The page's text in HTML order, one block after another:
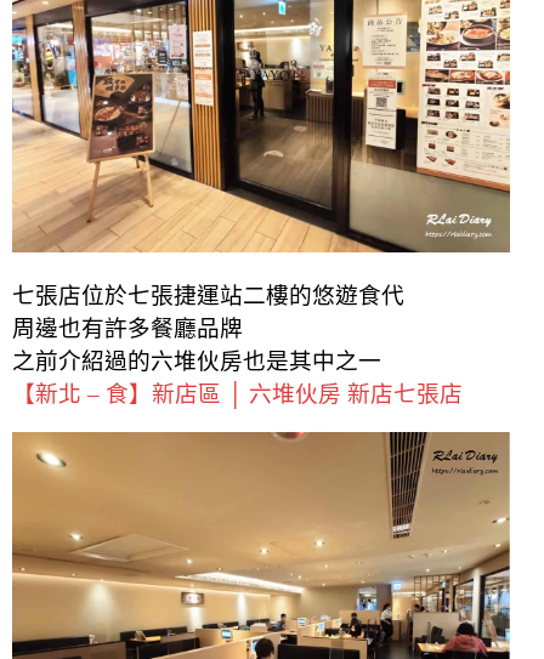
七張店位於七張捷運站二樓的悠遊食代
周邊也有許多餐廳品牌
之前介紹過的六堆伙房也是其中之一
【新北 – 食】新店區 │ 六堆伙房 新店七張店